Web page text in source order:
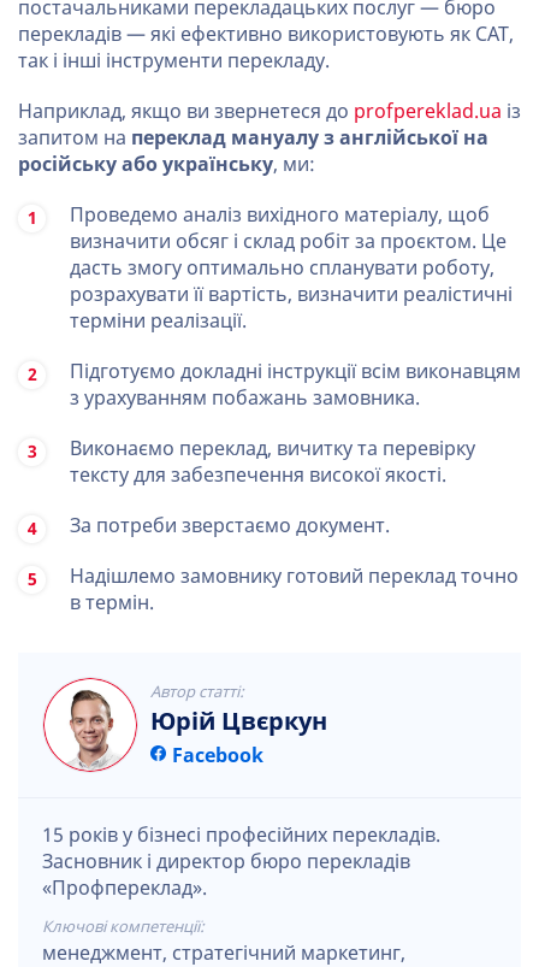
постачальниками перекладацьких послуг — бюро
перекладів — які ефективно використовують як CAT,
так і інші інструменти перекладу.
Наприклад, якщо ви звернетеся до profpereklad.ua із
запитом на переклад мануалу з англійської на
російську або українську, ми:
Проведемо аналіз вихідного матеріалу, щоб
визначити обсяг і склад робіт за проєктом. Це
дасть змогу оптимально спланувати роботу,
розрахувати її вартість, визначити реалістичні
терміни реалізації.
Підготуємо докладні інструкції всім виконавцям
з урахуванням побажань замовника.
Виконаємо переклад, вичитку та перевірку
тексту для забезпечення високої якості.
За потреби зверстаємо документ.
Надішлемо замовнику готовий переклад точно
в термін.
Автор статті:
Юрій Цвєркун
Facebook
15 років у бізнесі професійних перекладів.
Засновник і директор бюро перекладів
«Профпереклад».
Ключові компетенції:
менеджмент, стратегічний маркетинг,